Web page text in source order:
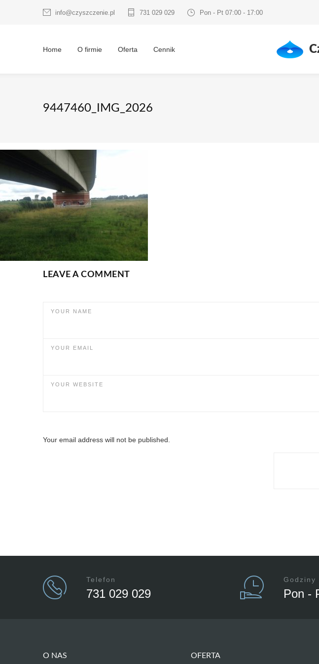
info@czyszczenie.pl 731 029 029 Pon - Pt 07:00 - 17:00
Home O firmie Oferta Cennik
9447460_IMG_2026
LEAVE A COMMENT
YOUR NAME
YOUR EMAIL
YOUR WEBSITE
Your email address will not be published.
Telefon
731 029 029
Godziny
Pon -
O NAS OFERTA